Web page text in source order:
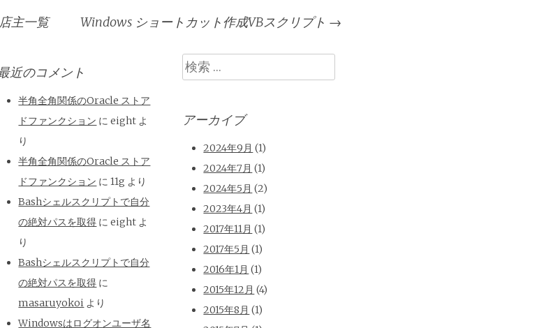
主一覧 Windows ショートカット作成VBスクリプト →
近のコメント
半角全角関係のOracle ストア
ドファンクション にeight よ
り
半角全角関係のOracle ストア
ドファンクション に11g より
Bashシェルスクリプトで自分
の絶対パスを取得 にeight よ
り
Bashシェルスクリプトで自分
の絶対パスを取得 に
masaruyokoi より
Windowsはログオンユーザ名
検
索
アーカイブ
2024年9月 (1)
2024年7月 (1)
2024年5月 (2)
2023年4月 (1)
2017年11月 (1)
2017年5月 (1)
2016年1月 (1)
2015年12月 (4)
2015年8月 (1)